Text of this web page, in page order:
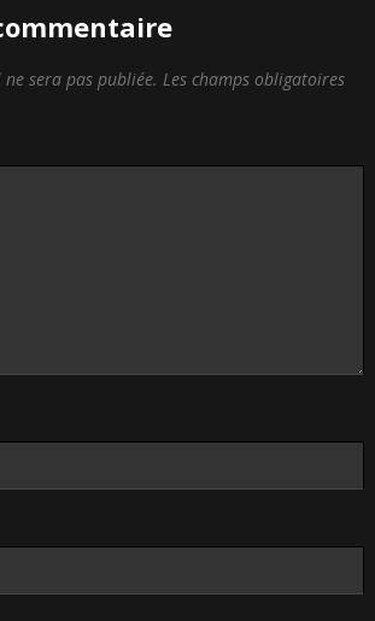
sera pas publiée. Les champs obligatoires